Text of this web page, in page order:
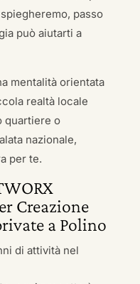
passo
può aiutarti a
mentalità orientata
realtà locale
quartiere o
nazionale,
per te.
Creazione
a Polino
di attività nel